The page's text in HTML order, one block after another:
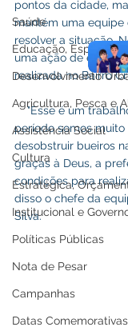
Saúde
Educação, Esporte e
Desenvolvimento
Agricultura, Pesca e
Assistência Social
Cultura
Estratégica,
Institucional e
Políticas Públicas
Nota de Pesar
Campanhas
Datas Comemorativas
pontos da cidade,
mantém uma equipe
resolver a situação.
uma ação de
realizada no Bairro
    "Esse é um trabalho essencial. Nesse
período somos
desobstruir bueiros
graças à Deus, a
condições para
disso o chefe da
Silva.